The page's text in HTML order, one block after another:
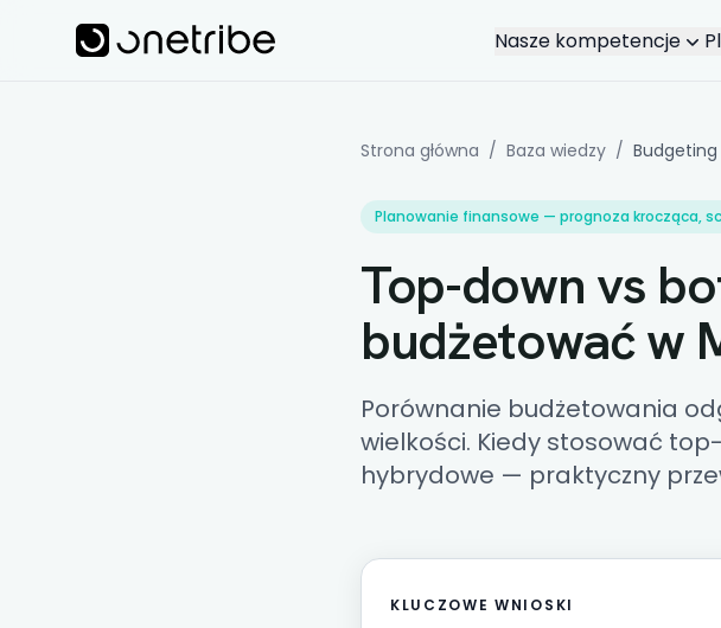
Onetribe
Nasze kompetencje
Strona główna / Baza wiedzy / Budgeting
Planowanie finansowe — prognoza krocząca,
Top-down vs
budżetować w
Porównanie budżetowania
wielkości. Kiedy stosować
hybrydowe — praktyczny
KLUCZOWE WNIOSKI